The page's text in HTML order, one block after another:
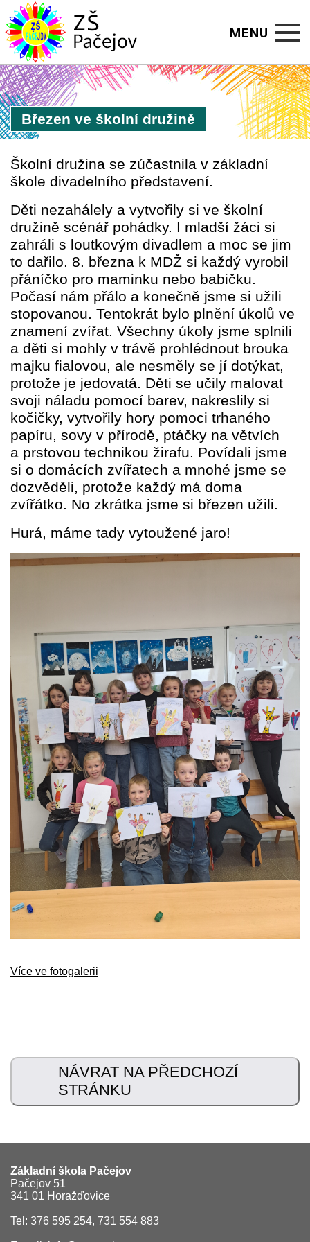
MENU
Úvod
O škole
Kalendář
Školní rok
Jídelna
Družina
Dokumenty
Kontakty
Březen ve školní družině
Školní družina se zúčastnila v základní
škole divadelního představení.
Děti nezahálely a vytvořily si ve školní
družině scénář pohádky. I mladší žáci si
zahráli s loutkovým divadlem a moc se jim
to dařilo. 8. března k MDŽ si každý vyrobil
přáníčko pro maminku nebo babičku.
Počasí nám přálo a konečně jsme si užili
stopovanou. Tentokrát bylo plnění úkolů ve
znamení zvířat. Všechny úkoly jsme splnili
a děti si mohly v trávě prohlédnout brouka
majku fialovou, ale nesměly se jí dotýkat,
protože je jedovatá. Děti se učily malovat
svoji náladu pomocí barev, nakreslily si
kočičky, vytvořily hory pomoci trhaného
papíru, sovy v přírodě, ptáčky na větvích
a prstovou technikou žirafu. Povídali jsme
si o domácích zvířatech a mnohé jsme se
dozvěděli, protože každý má doma
zvířátko. No zkrátka jsme si březen užili.
Hurá, máme tady vytoužené jaro!
Více ve fotogalerii
NÁVRAT NA PŘEDCHOZÍ
STRÁNKU
Základní škola Pačejov
Pačejov 51
341 01 Horažďovice
Tel: 376 595 254, 731 554 883